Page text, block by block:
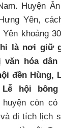
Huyện
Yên,
khoảng
là nơi giữ
hóa dân
đền Hùng,
Lễ hội bông
còn có
di tích lịch